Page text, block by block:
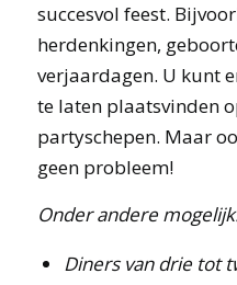
succesvol feest.
herdenkingen,
verjaardagen. U kunt
te laten plaatsvinden
partyschepen. Maar
geen probleem!
Onder andere
Diners van drie tot